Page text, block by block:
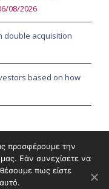
08/2026
double acquisition
based on how
προσφέρουμε την
Εάν συνεχίσετε να
πως είστε